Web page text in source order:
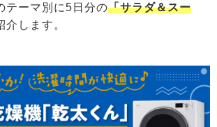
テーマ別に5日分の「サラダ＆スー
介します。